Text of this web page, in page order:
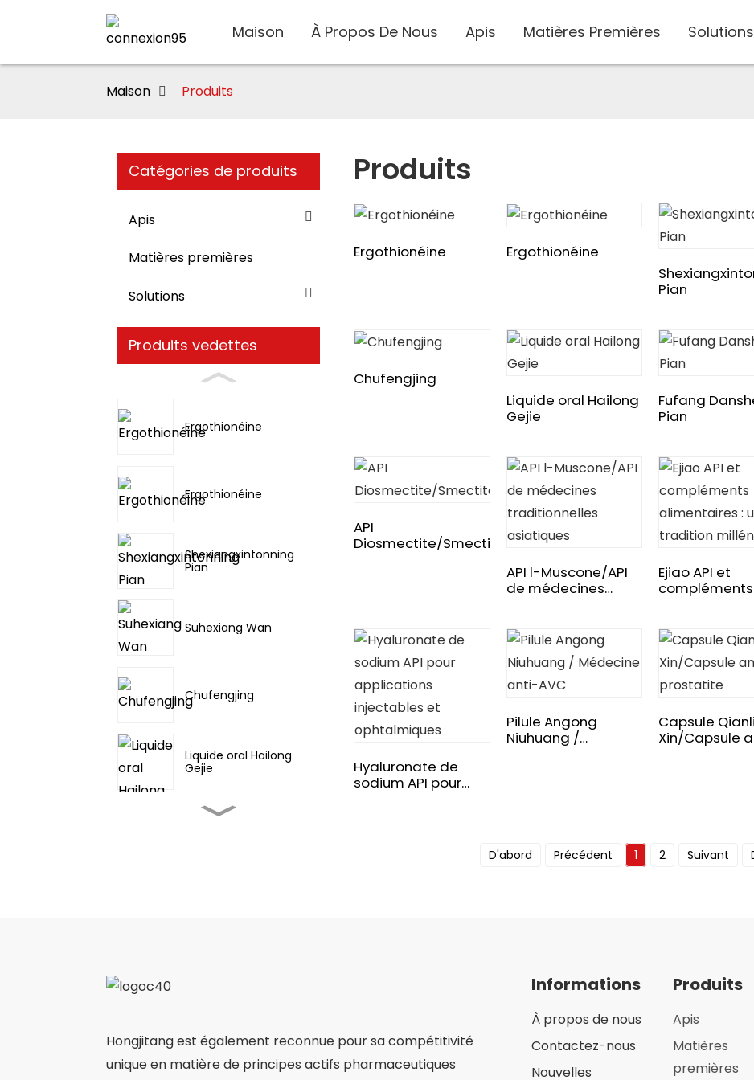
Maison À Propos De Nous Apis Matières Premières Solutions
Maison Produits
Catégories de produits
Apis
Matières premières
Solutions
Produits vedettes
Ergothionéine
Ergothionéine
Shexiangxintonning
Pian
Suhexiang Wan
Chufengjing
Liquide oral Hailong
Gejie
traditionnelles
asiatiques
Produits
Ergothionéine
Ergothionéine
Pian
Chufengjing
Liquide oral Hailong
Gejie
Fufang
Pian
API
Diosmectite/Smectite/Bentonite/Montmorillonite
API l-Muscone/API
de médecines
Ejiao API et
compléments
Hyaluronate de
sodium API pour
Pilule Angong
Niuhuang /
Capsule
Xin/Capsule
D'abord Précédent 1 2 Suivant
Hongjitang est également reconnue pour sa compétitivité
unique en matière de principes actifs pharmaceutiques
Informations
À propos de nous
Contactez-nous
Nouvelles
Produits
Apis
Matières
premières